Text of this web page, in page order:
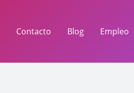
Contacto Blog Empleo